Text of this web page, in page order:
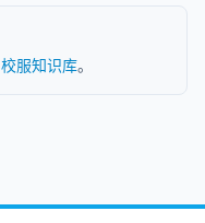
校服知识库。